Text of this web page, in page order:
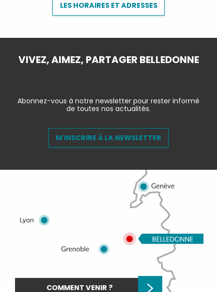
LES HORAIRES ET ADRESSES
VIVEZ, AIMEZ, PARTAGER BELLEDONNE
Abonnez-vous à notre newsletter pour rester informé
de toutes nos actualités.
M'INSCRIRE À LA NEWSLETTER
COMMENT VENIR ?